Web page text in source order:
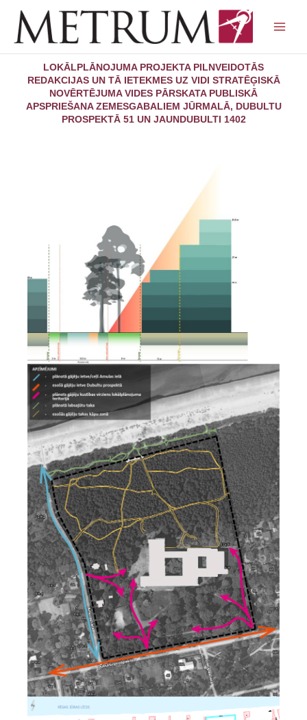
content
LOKĀLPLĀNOJUMA PROJEKTA PILNVEIDOTĀS
REDAKCIJAS UN TĀ IETEKMES UZ VIDI STRATĒĢISKĀ
NOVĒRTĒJUMA VIDES PĀRSKATA PUBLISKĀ
APSPRIEŠANA ZEMESGABALIEM JŪRMALĀ, DUBULTU
PROSPEKTĀ 51 UN JAUNDUBULTI 1402